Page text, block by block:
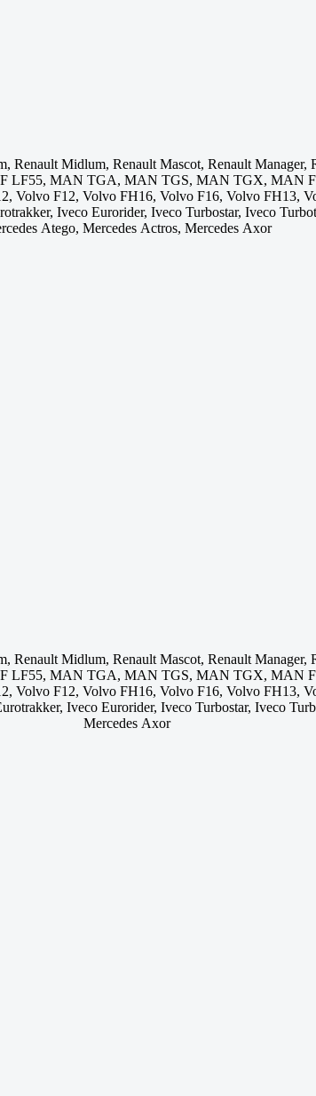
Renault Midlum, Renault Mascot, Renault
LF55, MAN TGA, MAN TGS, MAN TGX, MAN
F12, Volvo FH16, Volvo F16, Volvo FH13,
Iveco Eurorider, Iveco Turbostar, Iveco
Atego, Mercedes Actros, Mercedes Axor
Renault Midlum, Renault Mascot, Renault
LF55, MAN TGA, MAN TGS, MAN TGX, MAN
F12, Volvo FH16, Volvo F16, Volvo FH13,
Iveco Eurorider, Iveco Turbostar, Iveco
Mercedes Axor